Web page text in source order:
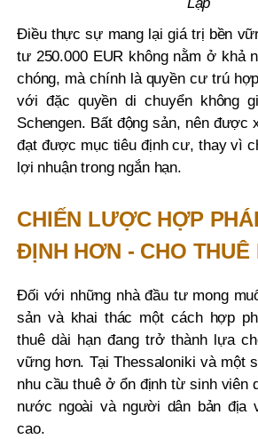
Điều thực sự mang lại giá trị bền
tư 250.000 EUR không nằm ở khả
chóng, mà chính là quyền cư trú
với đặc quyền di chuyển không
Schengen. Bất động sản, nên được
đạt được mục tiêu định cư, thay vì
lợi nhuận trong ngắn hạn.
CHIẾN LƯỢC HỢP
ĐỊNH HƠN - CHO THUÊ
Đối với những nhà đầu tư mong
sản và khai thác một cách hợp
thuê dài hạn đang trở thành lựa
vững hơn. Tại Thessaloniki và một
nhu cầu thuê ở ổn định từ sinh viên
nước ngoài và người dân bản địa
cao.